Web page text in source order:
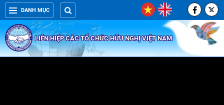
DANH MỤC
LIÊN HIỆP CÁC TỔ CHỨC HỮU NGHỊ VIỆT NAM